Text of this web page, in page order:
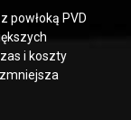
powłoką PVD
i koszty